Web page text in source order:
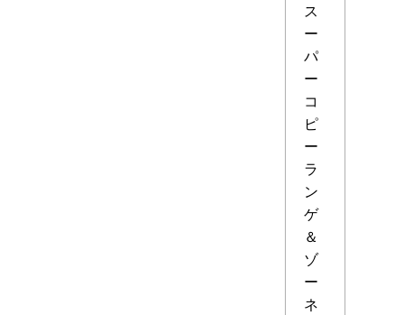
ス
ー
パ
ー
コ
ピ
ー
ラ
ン
ゲ
＆
ゾ
ー
ネ